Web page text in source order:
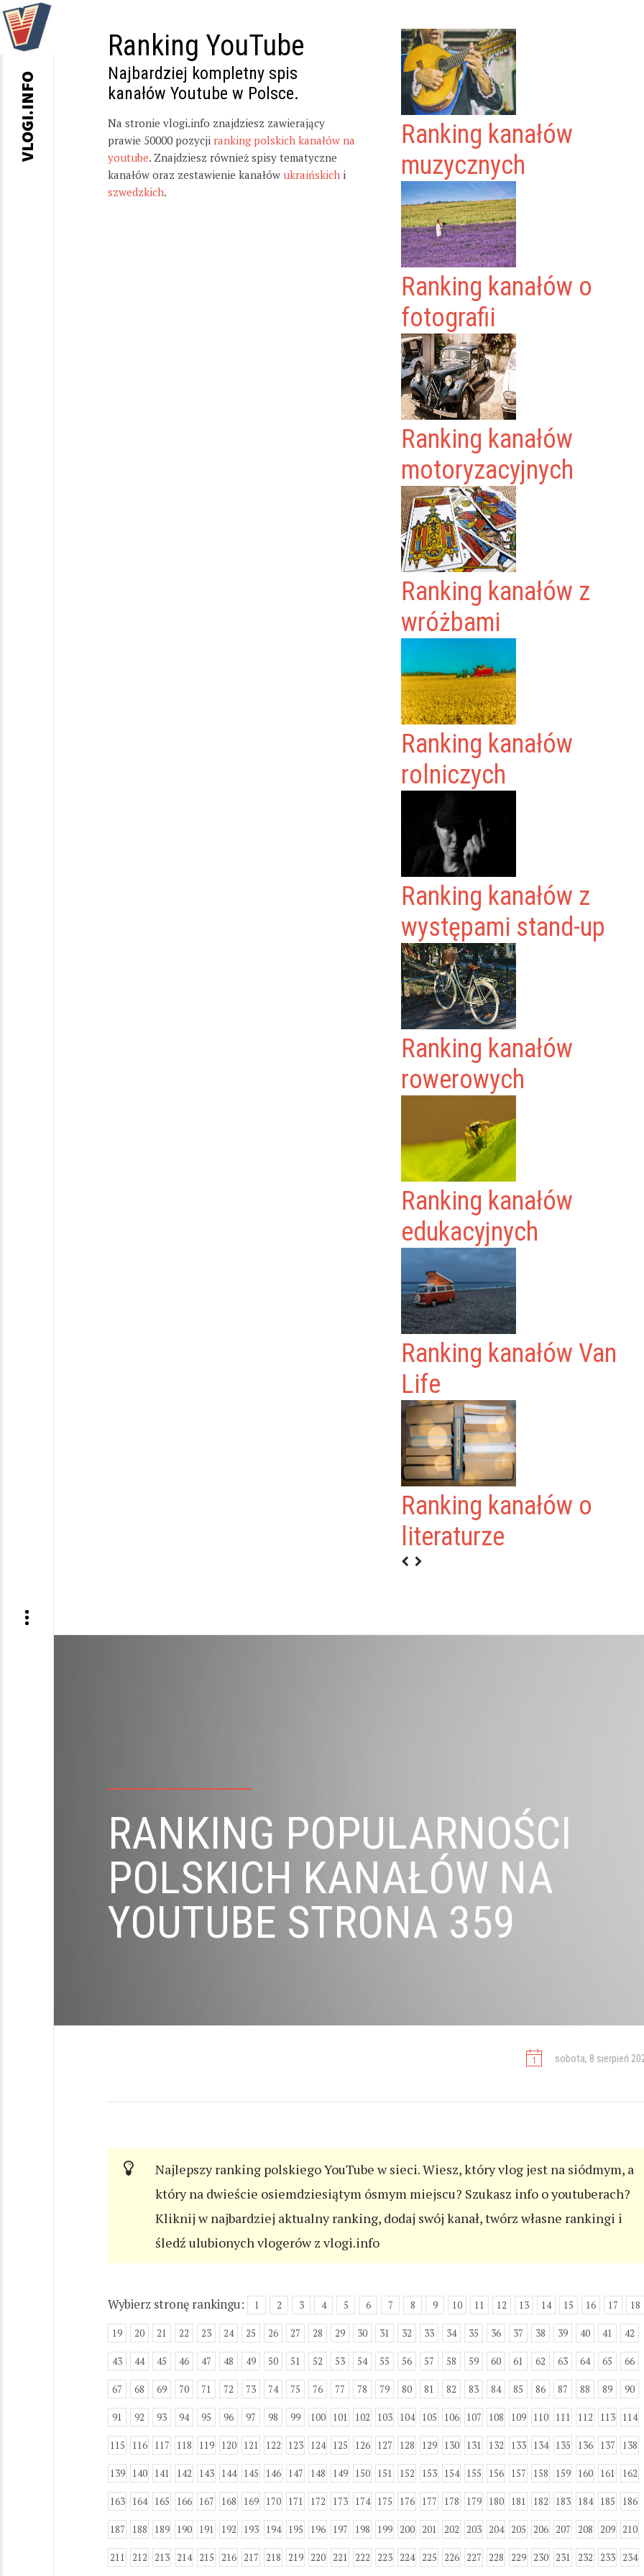
Ranking YouTube
Najbardziej kompletny spis
kanałów Youtube w Polsce.
Na stronie vlogi.info znajdziesz zawierający
prawie 50000 pozycji ranking polskich kanałów na
youtube. Znajdziesz również spisy tematyczne
kanałów oraz zestawienie kanałów ukraińskich i
szwedzkich.
Ranking kanałów
muzycznych
Ranking kanałów o
fotografii
Ranking kanałów
motoryzacyjnych
Ranking kanałów z
wróżbami
Ranking kanałów
rolniczych
Ranking kanałów z
występami stand-up
Ranking kanałów
rowerowych
Ranking kanałów
edukacyjnych
Ranking kanałów Van
Life
Ranking kanałów o
literaturze
RANKING POPULARNOŚCI
POLSKICH KANAŁÓW NA
YOUTUBE STRONA 359
sobota, 8 sierpień
Najlepszy ranking polskiego YouTube w sieci. Wiesz, który vlog jest na siódmym, a
który na dwieście osiemdziesiątym ósmym miejscu? Szukasz info o youtuberach?
Kliknij w najbardziej aktualny ranking, dodaj swój kanał, twórz własne rankingi i
śledź ulubionych vlogerów z vlogi.info
Wybierz stronę rankingu: 1 2 3 4 5 6 7 8 9 10 11 12 13 14 15 16 17 18
19 20 21 22 23 24 25 26 27 28 29 30 31 32 33 34 35 36 37 38 39 40 41 42
43 44 45 46 47 48 49 50 51 52 53 54 55 56 57 58 59 60 61 62 63 64 65 66
67 68 69 70 71 72 73 74 75 76 77 78 79 80 81 82 83 84 85 86 87 88 89 90
91 92 93 94 95 96 97 98 99 100 101 102 103 104 105 106 107 108 109 110 111 112 113 114
115 116 117 118 119 120 121 122 123 124 125 126 127 128 129 130 131 132 133 134 135 136 137 138
139 140 141 142 143 144 145 146 147 148 149 150 151 152 153 154 155 156 157 158 159 160 161 162
163 164 165 166 167 168 169 170 171 172 173 174 175 176 177 178 179 180 181 182 183 184 185 186
187 188 189 190 191 192 193 194 195 196 197 198 199 200 201 202 203 204 205 206 207 208 209 210
211 212 213 214 215 216 217 218 219 220 221 222 223 224 225 226 227 228 229 230 231 232 233 234
VLOGI.INFO